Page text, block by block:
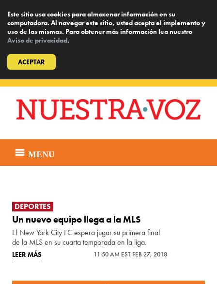
Este sitio usa cookies para almacenar información en su
computadora. Al navegar este sitio, usted acepta el implemento y
uso de las mismas. Para obtener más información lea nuestro
Aviso de privacidad.
ACEPTAR
content
MENU
DEPORTES
Un nuevo equipo llega a la MLS
El New York City FC espera jugar su primera final
de la MLS en su cuarta temporada en la liga.
LEER MÁS 11:50 AM EST FEB 27, 2018